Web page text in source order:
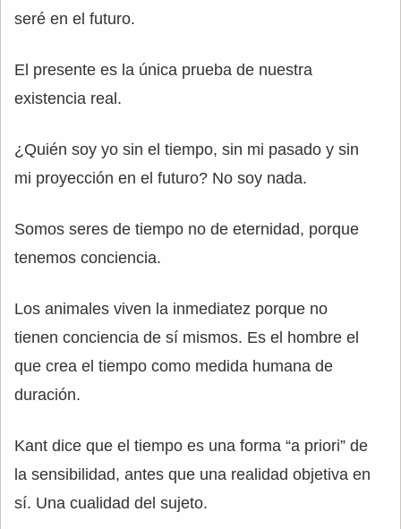
seré en el futuro.
El presente es la única prueba de nuestra
existencia real.
¿Quién soy yo sin el tiempo, sin mi pasado y sin
mi proyección en el futuro? No soy nada.
Somos seres de tiempo no de eternidad, porque
tenemos conciencia.
Los animales viven la inmediatez porque no
tienen conciencia de sí mismos. Es el hombre el
que crea el tiempo como medida humana de
duración.
Kant dice que el tiempo es una forma “a priori” de
la sensibilidad, antes que una realidad objetiva en
sí. Una cualidad del sujeto.